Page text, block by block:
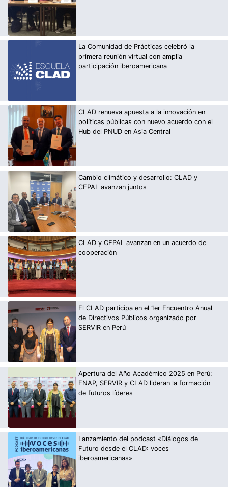
La Comunidad de Prácticas celebró la
primera reunión virtual con amplia
participación iberoamericana
CLAD renueva apuesta a la innovación en
políticas públicas con nuevo acuerdo con el
Hub del PNUD en Asia Central
Cambio climático y desarrollo: CLAD y
CEPAL avanzan juntos
CLAD y CEPAL avanzan en un acuerdo de
cooperación
El CLAD participa en el 1er Encuentro Anual
de Directivos Públicos organizado por
SERVIR en Perú
Apertura del Año Académico 2025 en Perú:
ENAP, SERVIR y CLAD lideran la formación
de futuros líderes
Lanzamiento del podcast «Diálogos de
Futuro desde el CLAD: voces
iberoamericanas»